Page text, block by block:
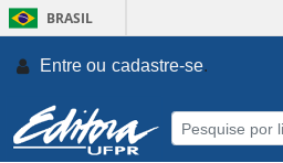
BRASIL
Entre ou cadastre-se.